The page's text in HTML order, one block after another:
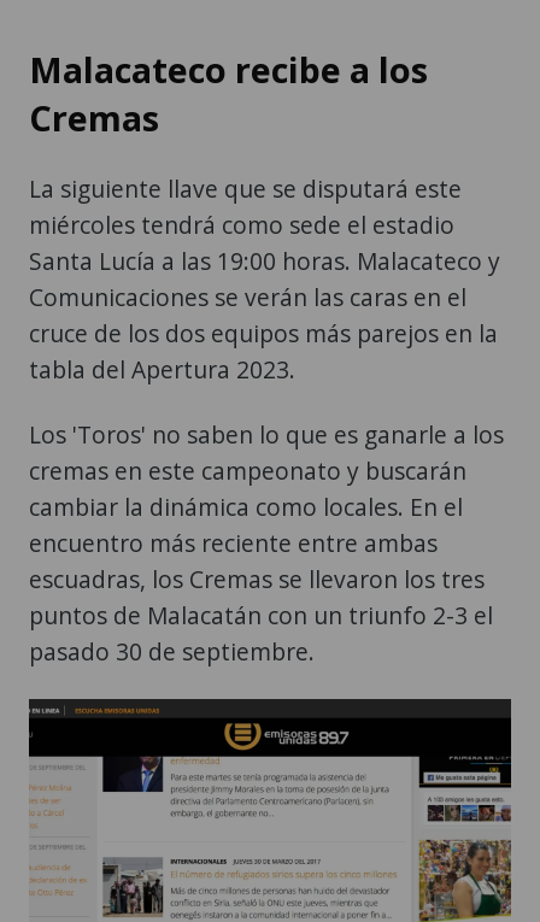
Malacateco recibe a los
Cremas
La siguiente llave que se disputará este
miércoles tendrá como sede el estadio
Santa Lucía a las 19:00 horas. Malacateco y
Comunicaciones se verán las caras en el
cruce de los dos equipos más parejos en la
tabla del Apertura 2023.
Los 'Toros' no saben lo que es ganarle a los
cremas en este campeonato y buscarán
cambiar la dinámica como locales. En el
encuentro más reciente entre ambas
escuadras, los Cremas se llevaron los tres
puntos de Malacatán con un triunfo 2-3 el
pasado 30 de septiembre.